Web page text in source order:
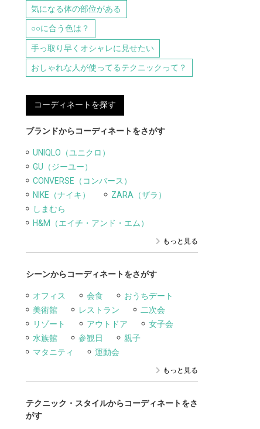
気になる体の部位がある
○○に合う色は？
手っ取り早くオシャレに見せたい
おしゃれな人が使ってるテクニックって？
コーディネートを探す
ブランドからコーディネートをさがす
UNIQLO（ユニクロ）
GU（ジーユー）
CONVERSE（コンバース）
NIKE（ナイキ）
ZARA（ザラ）
しまむら
H&M（エイチ・アンド・エム）
もっと見る
シーンからコーディネートをさがす
オフィス 会食
おうちデート
美術館
レストラン
二次会
リゾート
アウトドア
女子会
水族館
参観日
親子
マタニティ
運動会
もっと見る
テクニック・スタイルからコーディネートをさ
がす